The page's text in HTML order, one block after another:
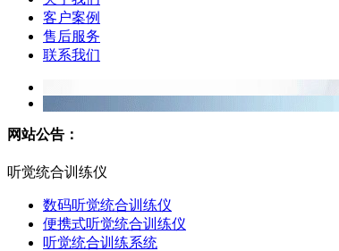
客户案例
售后服务
联系我们
网站公告：
听觉统合训练仪
数码听觉统合训练仪
便携式听觉统合训练仪
听觉统合训练系统